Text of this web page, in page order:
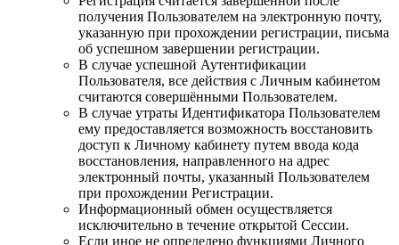
получения Пользователем на электронную почту,
указанную при прохождении регистрации, письма
об успешном завершении регистрации.
В случае успешной Аутентификации
Пользователя, все действия с Личным кабинетом
считаются совершёнными Пользователем.
В случае утраты Идентификатора Пользователем
ему предоставляется возможность восстановить
доступ к Личному кабинету путем ввода кода
восстановления, направленного на адрес
электронный почты, указанный Пользователем
при прохождении Регистрации.
Информационный обмен осуществляется
исключительно в течение открытой Сессии.
Если иное не определено функциями Личного